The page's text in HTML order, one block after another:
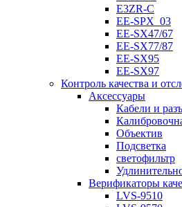
E3ZR-C
EE-SPX_03
EE-SX47/67
EE-SX77/87
EE-SX95
EE-SX97
Контроль качества и
Аксессуары
Кабели и
Объектив
Подсветка
светофильтр
Верификаторы
LVS-9510